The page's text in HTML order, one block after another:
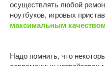
осуществлять любой
ноутбуков, игровых
максимальным
Надо помнить, что
ИП Витман А.А., ИНН